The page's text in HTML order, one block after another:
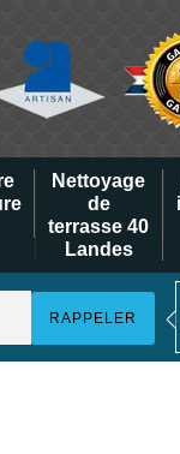
Nettoyage
de
terrasse 40
Landes